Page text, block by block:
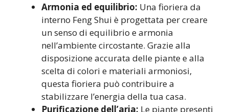
Armonia ed equilibrio: Una fioriera da
interno Feng Shui è progettata per creare
un senso di equilibrio e armonia
nell’ambiente circostante. Grazie alla
disposizione accurata delle piante e alla
scelta di colori e materiali armoniosi,
questa fioriera può contribuire a
stabilizzare l’energia della tua casa.
Purificazione dell’aria: Le piante presenti